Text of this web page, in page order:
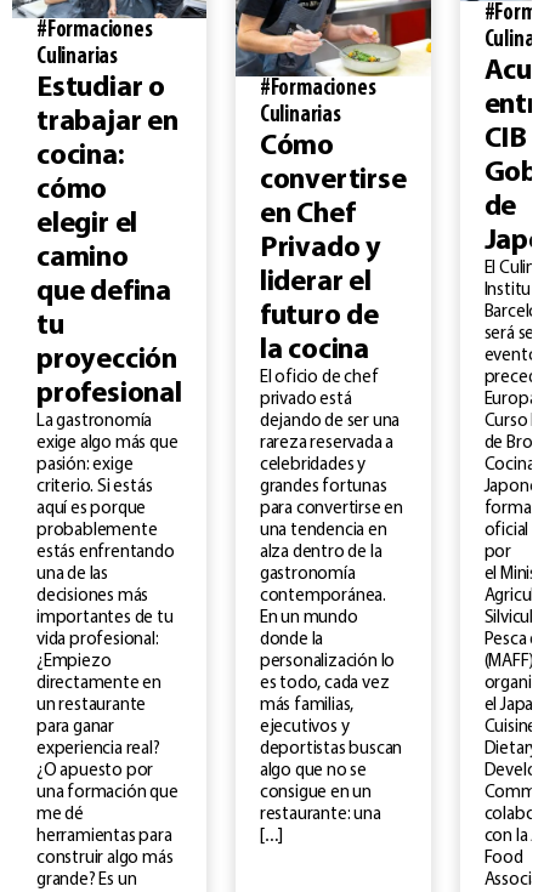
#Formaciones
Culinarias
Estudiar o
trabajar en
cocina:
cómo
elegir el
camino
que defina
tu
proyección
profesional
La gastronomía
exige algo más que
pasión: exige
criterio. Si estás
aquí es porque
probablemente
estás enfrentando
una de las
decisiones más
importantes de tu
vida profesional:
¿Empiezo
directamente en
un restaurante
para ganar
experiencia real?
¿O apuesto por
una formación que
me dé
herramientas para
construir algo más
grande? Es un
#Formaciones
Culinarias
Cómo
convertirse
en Chef
Privado y
liderar el
futuro de
la cocina
El oficio de chef
privado está
dejando de ser una
rareza reservada a
celebridades y
grandes fortunas
para convertirse en
una tendencia en
alza dentro de la
gastronomía
contemporánea.
En un mundo
donde la
personalización lo
es todo, cada vez
más familias,
ejecutivos y
deportistas buscan
algo que no se
consigue en un
restaurante: una
[…]
CIB
de
El
será
evento
Europa:
Curso
de
Cocina
oficial
por
el
Pesca
(MAFF)
el
Cuisine
Dietary
con la
Food